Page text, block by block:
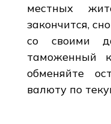
местных
закончится,
со своими
таможенный
обменяйте
валюту по